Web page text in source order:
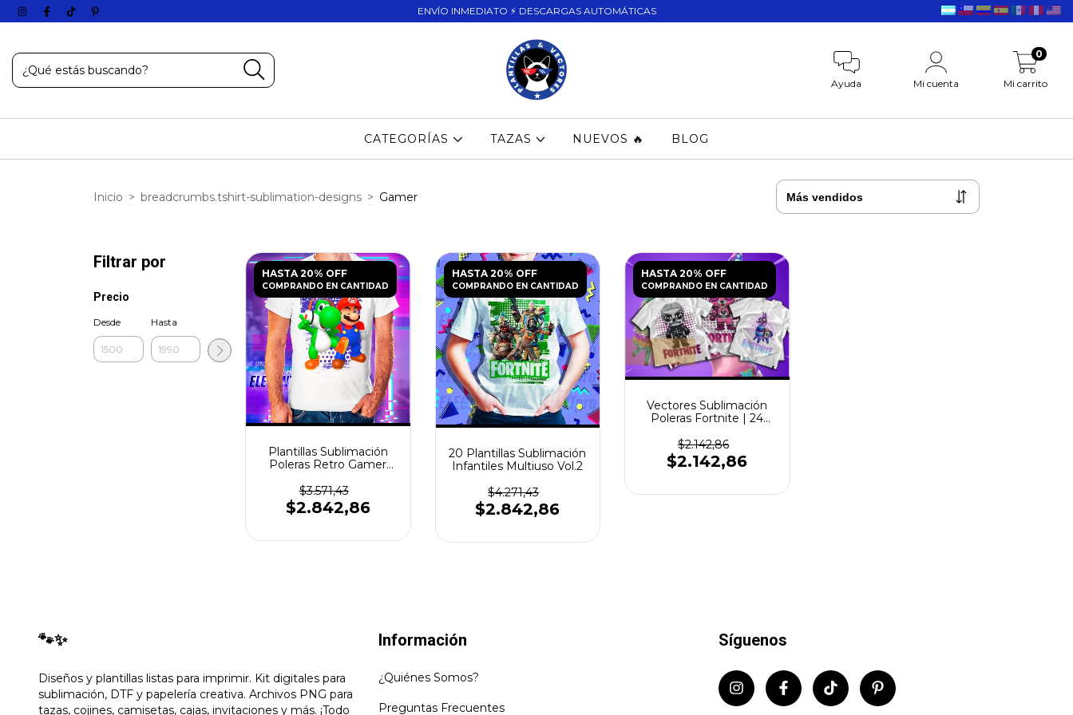
ENVÍO INMEDIATO ⚡ DESCARGAS AUTOMÁTICAS
Ayuda Mi cuenta Mi carrito
0
CATEGORÍAS TAZAS NUEVOS 🔥 BLOG
Inicio > breadcrumbs.tshirt-sublimation-designs > Gamer
Filtrar por
Precio
Desde Hasta
HASTA 20% OFF
COMPRANDO EN CANTIDAD
Plantillas Sublimación
Poleras Retro Gamer
$3.571,43
$2.842,86
HASTA 20% OFF
COMPRANDO EN CANTIDAD
20 Plantillas Sublimación
Infantiles Multiuso Vol.2
$4.271,43
$2.842,86
HASTA 20% OFF
COMPRANDO EN CANTIDAD
Vectores Sublimación
Poleras Fortnite | 24
$2.142,86
$2.142,86
🐾✨
Diseños y plantillas listas para imprimir. Kit digitales para
sublimación, DTF y papelería creativa. Archivos PNG para
tazas, cojines, camisetas, cajas, invitaciones y más. ¡Todo
Información
¿Quiénes Somos?
Preguntas Frecuentes
Síguenos